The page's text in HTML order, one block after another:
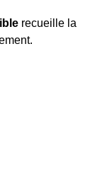
recueille la